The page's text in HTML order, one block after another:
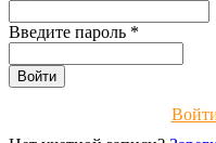
Введите пароль *